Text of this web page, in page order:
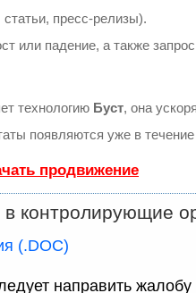
пресс-релизы).
или падение, а также
технологию Буст, она
появляются уже в
продвижение
контролирующие
(.DOC)
направить